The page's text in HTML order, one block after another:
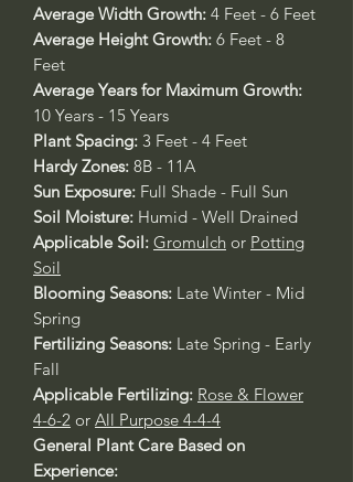
Average Width Growth: 4 Feet - 6 Feet
Average Height Growth: 6 Feet - 8
Feet
Average Years for Maximum Growth:
10 Years - 15 Years
Plant Spacing: 3 Feet - 4 Feet
Hardy Zones: 8B - 11A
Sun Exposure: Full Shade - Full Sun
Soil Moisture: Humid - Well Drained
Applicable Soil: Gromulch or Potting
Soil
Blooming Seasons: Late Winter - Mid
Spring
Fertilizing Seasons: Late Spring - Early
Fall
Applicable Fertilizing: Rose & Flower
4-6-2 or All Purpose 4-4-4
General Plant Care Based on
Experience: